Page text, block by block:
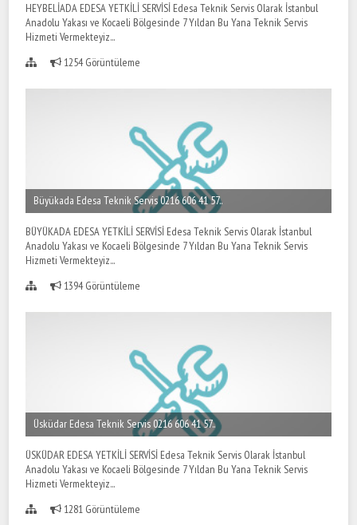
HEYBELİADA EDESA YETKİLİ SERVİSİ Edesa Teknik Servis Olarak İstanbul
Anadolu Yakası ve Kocaeli Bölgesinde 7 Yıldan Bu Yana Teknik Servis
Hizmeti Vermekteyiz...
1254 Görüntüleme
Büyükada Edesa Teknik Servis 0216 606 41 57..
BÜYÜKADA EDESA YETKİLİ SERVİSİ Edesa Teknik Servis Olarak İstanbul
Anadolu Yakası ve Kocaeli Bölgesinde 7 Yıldan Bu Yana Teknik Servis
Hizmeti Vermekteyiz...
1394 Görüntüleme
Üsküdar Edesa Teknik Servis 0216 606 41 57..
ÜSKÜDAR EDESA YETKİLİ SERVİSİ Edesa Teknik Servis Olarak İstanbul
Anadolu Yakası ve Kocaeli Bölgesinde 7 Yıldan Bu Yana Teknik Servis
Hizmeti Vermekteyiz...
1281 Görüntüleme